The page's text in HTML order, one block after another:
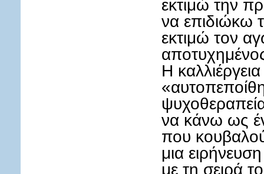
εκτιμώ την
να επιδιώκω
εκτιμώ τον
Η
να κάνω ως
που
μια
με τη σειρά